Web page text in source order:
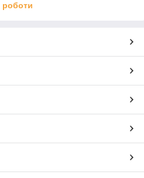
роботи